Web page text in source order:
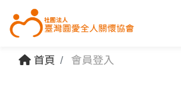
首頁 會員登入